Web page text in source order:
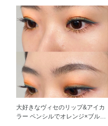
手放せない神器はアイブロウマス
カラです。 いろんなアイブロウ
マスカラを使ってましたが、 や
はりヴィセ リシェのこの子は本
当にお気に入りです。 小回りが
きく、小型ブラシは私の一番好き
なポイントです。 小さめなサイ
ズなので一本一本眉尻までしっか
り形を整えることができます。
髪色が暗めなのでいつも【BR-
5】ダークブラウンを使っていま
す。
サージしています。 ぜひお米の
力を体感してみてください！ 本
気でオススメです！
リーズは粉質が柔らかく繊細で、
上品な目元に簡単に仕上がりま
す。 アイライナーシャドウの色
に合わせて、 Viseeのカラーイン
パクト リキッドライナー2色を使
用。このアイライナーは発売から
ずっと愛用しております。 ネイ
ビー色はカラフルになり過ぎず、
普段使いにも良いし、その上にラ
イトピンクを重ねると更にイメー
ジチェンジ！ 休日のメイクに最
高！
大好きなヴィセのリップ&アイカ
ラー ペンシルでオレンジ×ブルー